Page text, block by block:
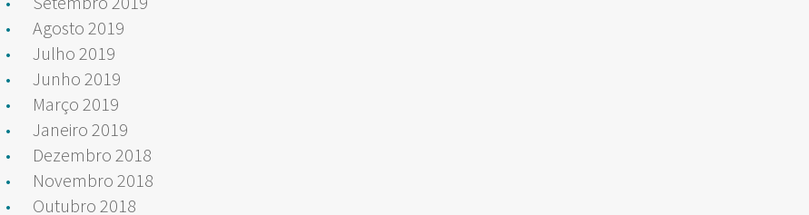
Agosto 2019
Julho 2019
Junho 2019
Março 2019
Janeiro 2019
Dezembro 2018
Novembro 2018
Outubro 2018